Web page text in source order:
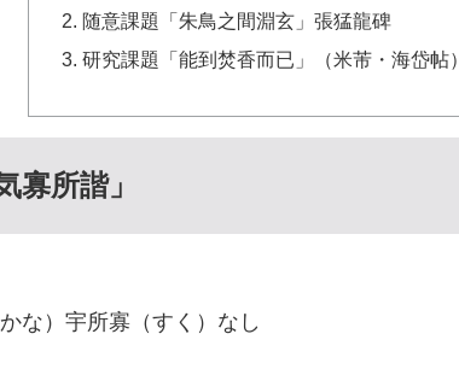
随意課題「朱鳥之間淵玄」張猛龍碑
研究課題「能到焚香而已」（米芾・海岱帖）
寡所諧」
な）宇所寡（すく）なし